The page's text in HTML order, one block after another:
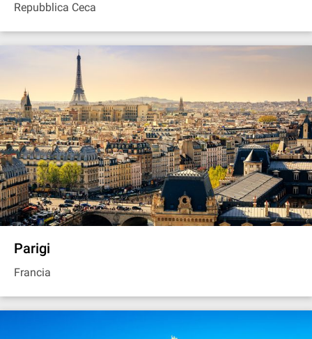
Repubblica Ceca
Parigi
Francia